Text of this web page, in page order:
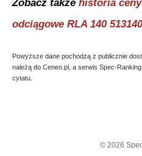
Zobacz także historia ceny
odciągowe RLA 140
Powyższe dane pochodzą z publicznie
należą do Ceneo.pl, a serwis Spec-
cytatu.
© 2026